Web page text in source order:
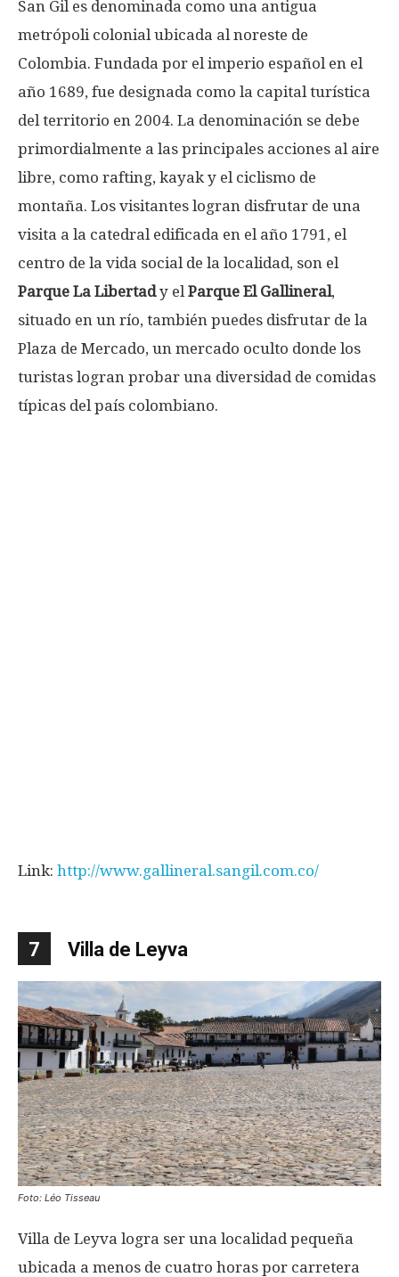
San Gil es denominada como una antigua
metrópoli colonial ubicada al noreste de
Colombia. Fundada por el imperio español en el
año 1689, fue designada como la capital turística
del territorio en 2004. La denominación se debe
primordialmente a las principales acciones al aire
libre, como rafting, kayak y el ciclismo de
montaña. Los visitantes logran disfrutar de una
visita a la catedral edificada en el año 1791, el
centro de la vida social de la localidad, son el
Parque La Libertady el Parque El Gallineral,
situado en un río, también puedes disfrutar de la
Plaza de Mercado, un mercado oculto donde los
turistas logran probar una diversidad de comidas
típicas del país colombiano.
Link: http://www.gallineral.sangil.com.co/
7 Villa de Leyva
Foto: Léo Tisseau
Villa de Leyva logra ser una localidad pequeña
ubicada a menos de cuatro horas por carretera